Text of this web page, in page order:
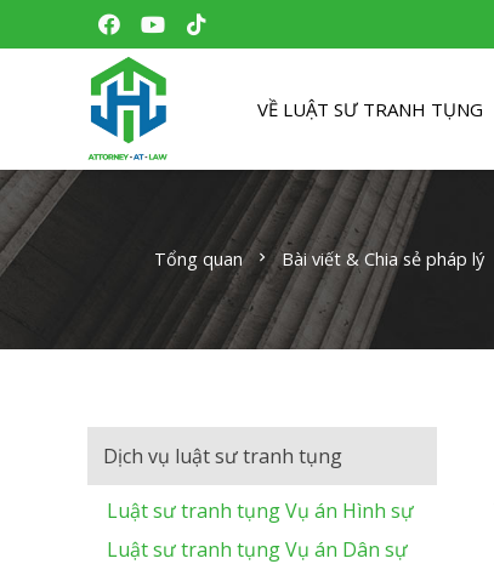
VỀ LUẬT SƯ TRANH TỤNG
Tổng quan chevron_right Bài viết & Chia sẻ pháp lý
Dịch vụ luật sư tranh tụng
Luật sư tranh tụng Vụ án Hình sự
Luật sư tranh tụng Vụ án Dân sự